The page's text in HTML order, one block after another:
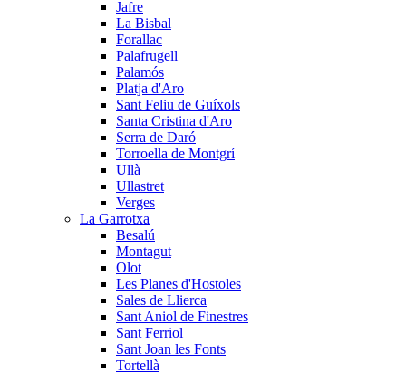
Jafre
La Bisbal
Forallac
Palafrugell
Palamós
Platja d'Aro
Sant Feliu de Guíxols
Santa Cristina d'Aro
Serra de Daró
Torroella de Montgrí
Ullà
Ullastret
Verges
La Garrotxa
Besalú
Montagut
Olot
Les Planes d'Hostoles
Sales de Llierca
Sant Aniol de Finestres
Sant Ferriol
Sant Joan les Fonts
Tortellà